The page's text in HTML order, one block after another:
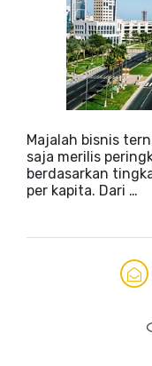
Majalah bisnis
saja merilis
berdasarkan
per kapita. Dari …